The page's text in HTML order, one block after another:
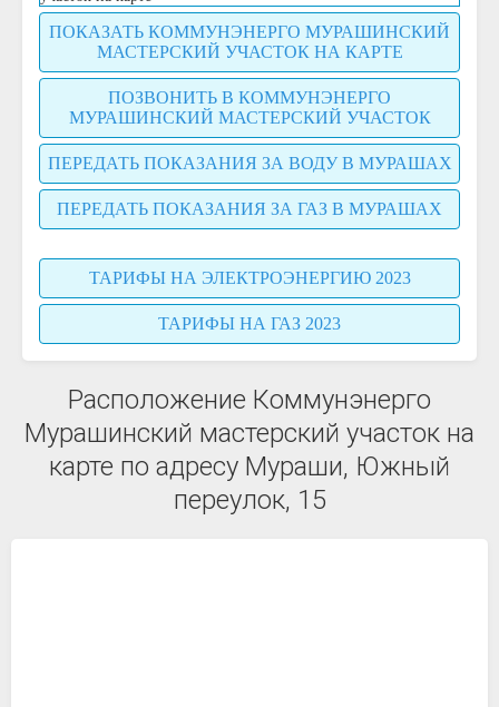
ПОКАЗАТЬ КОММУНЭНЕРГО МУРАШИНСКИЙ
МАСТЕРСКИЙ УЧАСТОК НА КАРТЕ
ПОЗВОНИТЬ В КОММУНЭНЕРГО
МУРАШИНСКИЙ МАСТЕРСКИЙ УЧАСТОК
ПЕРЕДАТЬ ПОКАЗАНИЯ ЗА ВОДУ В МУРАШАХ
ПЕРЕДАТЬ ПОКАЗАНИЯ ЗА ГАЗ В МУРАШАХ
ТАРИФЫ НА ЭЛЕКТРОЭНЕРГИЮ 2023
ТАРИФЫ НА ГАЗ 2023
Расположение Коммунэнерго
Мурашинский мастерский участок на
карте по адресу Мураши, Южный
переулок, 15